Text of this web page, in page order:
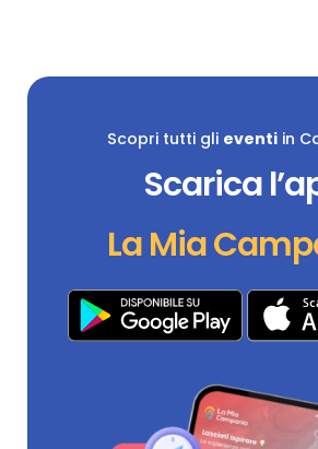
Scopri tutti gli eventiin
Scarica
La Mia